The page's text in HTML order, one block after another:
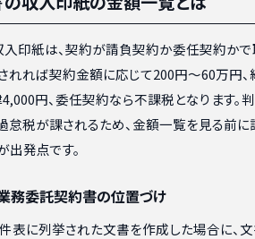
印紙は、契約が請負契約か委任契約か
れれば契約金額に応じて200円〜60万円
円、委任契約なら不課税となります。
怠税が課されるため、金額一覧を見る前
出発点です。
務委託契約書の位置づけ
表に列挙された文書を作成した場合に、